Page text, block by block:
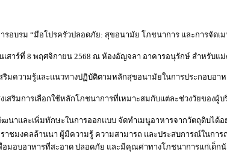
รอบรม “มือโปรครัวปลอดภัย: สุขอนามัย โภชนาการ และการจัดเ
เสาร์ที่ 8 พฤศจิกายน 2568 ณ ห้องอัญจลา อาคารอนุรักษ์ สำหรับแ
สริมความรู้และแนวทางปฏิบัติตามหลักสุขอนามัยในการประกอบอาห
งเสริมการเลือกใช้หลักโภชนาการที่เหมาะสมกับแต่ละช่วงวัยของผู้บ
ฒนาและเพิ่มทักษะในการออกแบบ จัดทำเมนูอาหารจากวัตถุดิบไ
าชมงคลล้านนา ผู้มีความรู้ ความสามารถ และประสบการณ์ในก
อมอบอาหารที่สะอาด ปลอดภัย และมีคุณค่าทางโภชนาการแก่เด็ก